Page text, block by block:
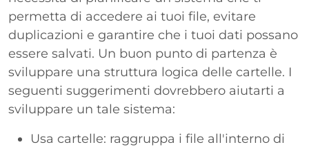
permetta di accedere ai tuoi file, evitare
duplicazioni e garantire che i tuoi dati possano
essere salvati. Un buon punto di partenza è
sviluppare una struttura logica delle cartelle. I
seguenti suggerimenti dovrebbero aiutarti a
sviluppare un tale sistema:
Usa cartelle: raggruppa i file all'interno di